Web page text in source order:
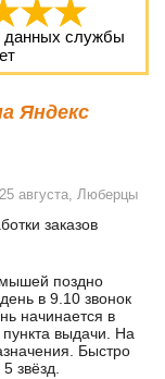
данных службы
Яндекс
25 августа, Люберцы
заказов
мышей поздно
в 9.10 звонок
начинается в
выдачи. На
Быстро
звёзд.